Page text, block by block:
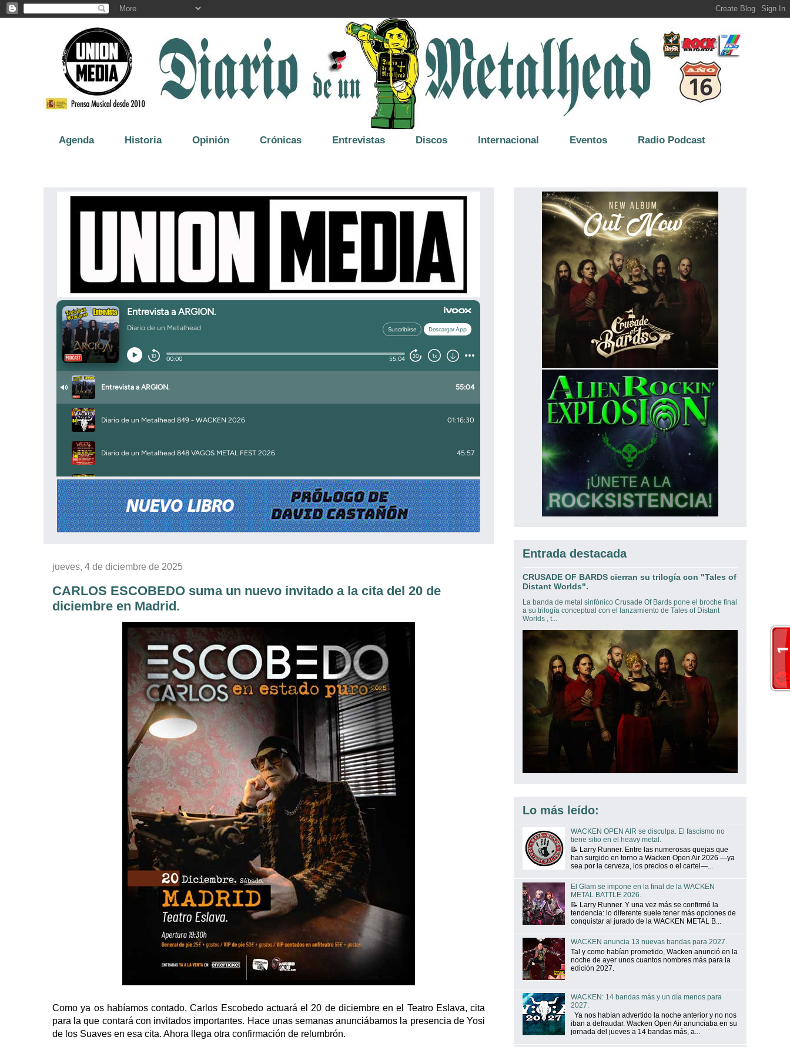
Agenda Historia Opinión Crónicas Entrevistas Discos Internacional Eventos Radio Podcast
jueves, 4 de diciembre de 2025
CARLOS ESCOBEDO suma un nuevo invitado a la cita del 20 de
diciembre en Madrid.
Como ya os habíamos contado, Carlos Escobedo actuará el 20 de diciembre en el Teatro Eslava, cita
para la que contará con invitados importantes. Hace unas semanas anunciábamos la presencia de Yosi
de los Suaves en esa cita. Ahora llega otra confirmación de relumbrón.
Entrada destacada
CRUSADE OF BARDS cierran su trilogía con "Tales of
Distant Worlds".
La banda de metal sinfónico Crusade Of Bards pone el broche final
a su trilogía conceptual con el lanzamiento de Tales of Distant
Worlds , t...
Lo más leído:
WACKEN OPEN AIR se disculpa. El fascismo no
tiene sitio en el heavy metal.
📝 Larry Runner. Entre las numerosas quejas que
han surgido en torno a Wacken Open Air 2026 —ya
sea por la cerveza, los precios o el cartel—...
El Glam se impone en la final de la WACKEN
METAL BATTLE 2026.
📝 Larry Runner. Y una vez más se confirmó la
tendencia: lo diferente suele tener más opciones de
conquistar al jurado de la WACKEN METAL B...
WACKEN anuncia 13 nuevas bandas para 2027.
Tal y como habían prometido, Wacken anunció en la
noche de ayer unos cuantos nombres más para la
edición 2027.
WACKEN: 14 bandas más y un día menos para
2027.
Ya nos habían advertido la noche anterior y no nos
iban a defraudar. Wacken Open Air anunciaba en su
jornada del jueves a 14 bandas más, a...